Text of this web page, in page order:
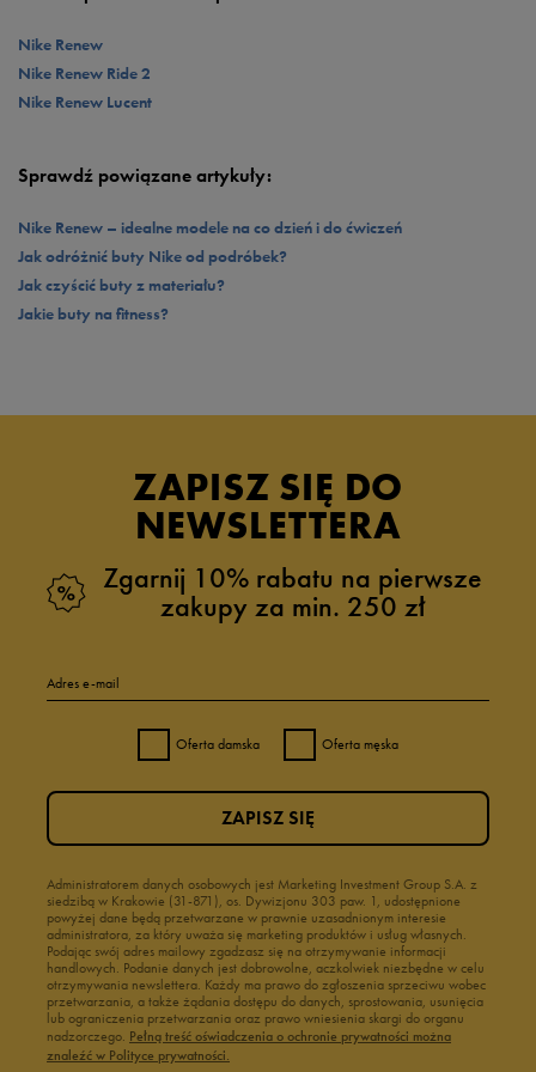
chcesz. Białe i czarne Nike Renew znajdziesz w 50 style.
Nike Renew
Nike Renew Ride 2
Nike Renew Lucent
Sprawdź powiązane artykuły:
Nike Renew – idealne modele na co dzień i do ćwiczeń
Jak odróżnić buty Nike od podróbek?
Jak czyścić buty z materiału?
Jakie buty na fitness?
ZAPISZ SIĘ DO
NEWSLETTERA
Zgarnij 10% rabatu na pierwsze
zakupy za min. 250 zł
Adres e-mail
Oferta damska Oferta męska
Administratorem danych osobowych jest Marketing Investment Group S.A. z
siedzibą w Krakowie (31-871), os. Dywizjonu 303 paw. 1, udostępnione
powyżej dane będą przetwarzane w prawnie uzasadnionym interesie
administratora, za który uważa się marketing produktów i usług własnych.
Podając swój adres mailowy zgadzasz się na otrzymywanie informacji
handlowych. Podanie danych jest dobrowolne, aczkolwiek niezbędne w celu
otrzymywania newslettera. Każdy ma prawo do zgłoszenia sprzeciwu wobec
przetwarzania, a także żądania dostępu do danych, sprostowania, usunięcia
lub ograniczenia przetwarzania oraz prawo wniesienia skargi do organu
nadzorczego. Pełną treść oświadczenia o ochronie prywatności można
znaleźć w Polityce prywatności.
ZAPISZ SIĘ